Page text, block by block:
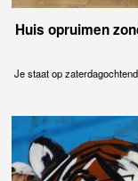
Huis opruimen
Je staat op